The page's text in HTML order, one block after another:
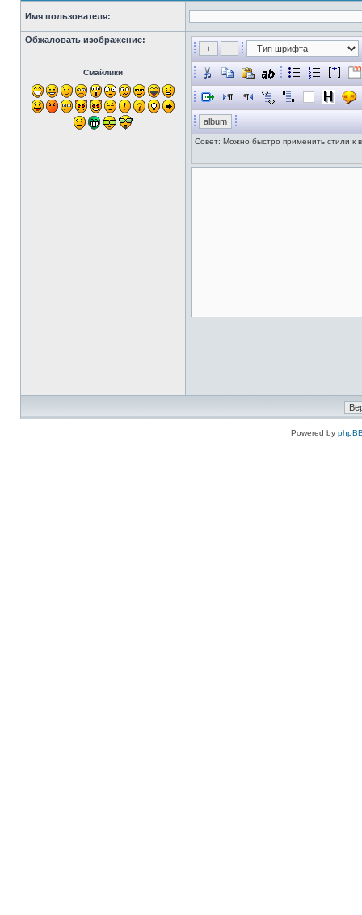
Имя пользователя:
Обжаловать изображение:
Смайлики
Powered by